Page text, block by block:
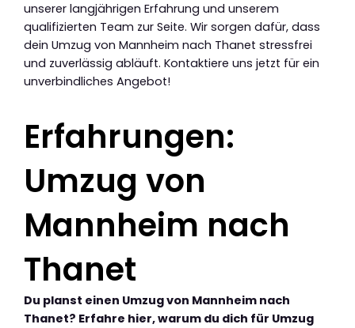
unserer langjährigen Erfahrung und unserem
qualifizierten Team zur Seite. Wir sorgen dafür, dass
dein Umzug von Mannheim nach Thanet stressfrei
und zuverlässig abläuft. Kontaktiere uns jetzt für ein
unverbindliches Angebot!
Erfahrungen:
Umzug von
Mannheim nach
Thanet
Du planst einen Umzug von Mannheim nach
Thanet? Erfahre hier, warum du dich für Umzug